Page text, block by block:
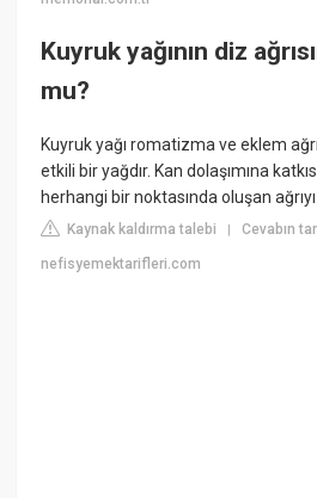
Kuyruk yağının diz
mu?
Kuyruk yağı romatizma ve eklem
etkili bir yağdır. Kan dolaşımına
herhangi bir noktasında oluşan
Kaynak kaldırma talebi |Cevabın
nefisyemektarifleri.com